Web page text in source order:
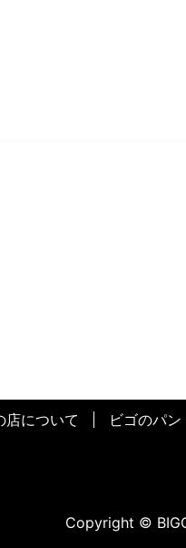
店について ビゴのパ
Copyright ©